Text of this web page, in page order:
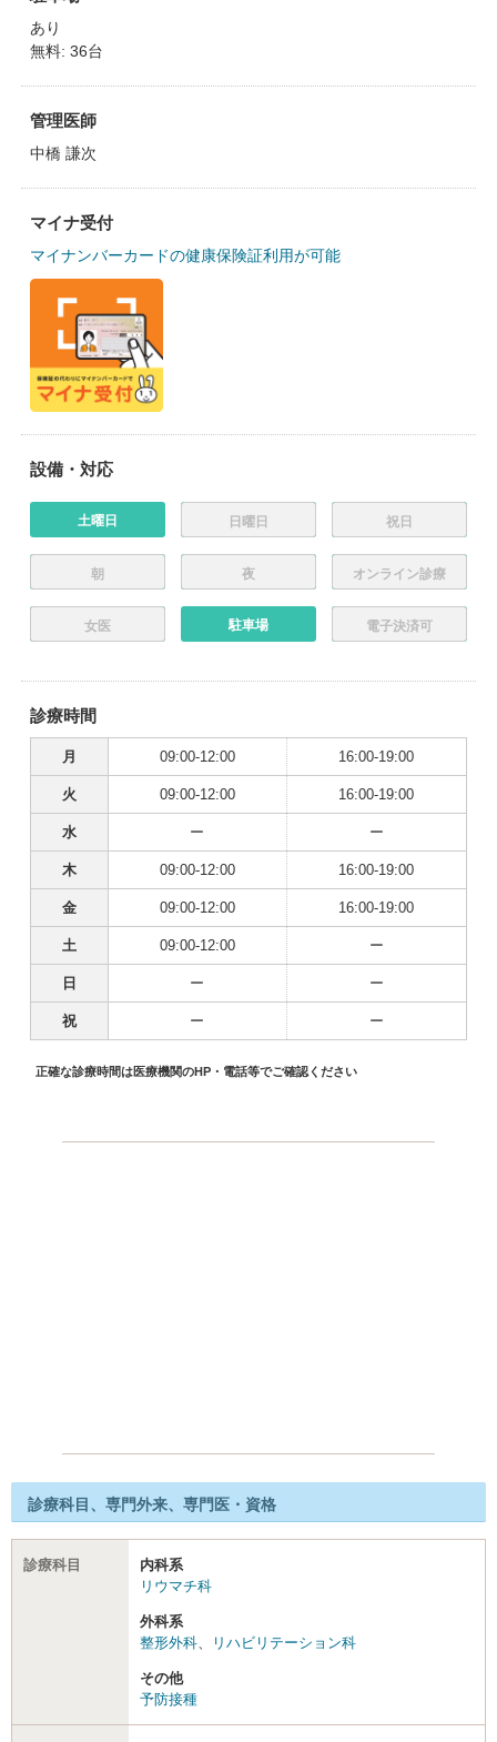
あり
無料: 36台
管理医師
中橋 謙次
マイナ受付
マイナンバーカードの健康保険証利用が可能
設備・対応
土曜日 日曜日 祝日
朝 夜 オンライン診療
女医 駐車場 電子決済可
診療時間
月 09:00-12:00 16:00-19:00
火 09:00-12:00 16:00-19:00
水 ー ー
木 09:00-12:00 16:00-19:00
金 09:00-12:00 16:00-19:00
土 09:00-12:00 ー
日 ー ー
祝 ー ー
正確な診療時間は医療機関のHP・電話等でご確認ください
診療科目、専門外来、専門医・資格
診療科目
内科系
リウマチ科
外科系
整形外科、 リハビリテーション科
その他
予防接種